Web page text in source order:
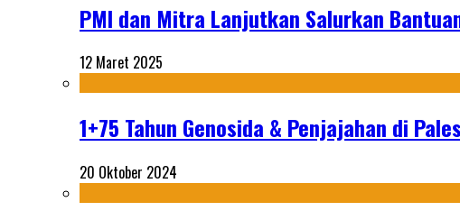
PMI dan Mitra Lanjutkan Salurkan
12 Maret 2025
1+75 Tahun Genosida & Penjajahan di
20 Oktober 2024